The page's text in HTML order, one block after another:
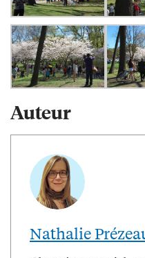
Auteur
Nathalie